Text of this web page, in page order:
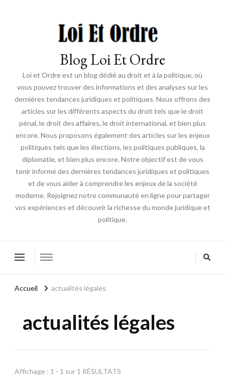
Blog Loi Et Ordre
Loi et Ordre est un blog dédié au droit et à la politique, où
vous pouvez trouver des informations et des analyses sur les
dernières tendances juridiques et politiques. Nous offrons des
articles sur les différents aspects du droit tels que le droit
pénal, le droit des affaires, le droit international, et bien plus
encore. Nous proposons également des articles sur les enjeux
politiques tels que les élections, les politiques publiques, la
diplomatie, et bien plus encore. Notre objectif est de vous
tenir informé des dernières tendances juridiques et politiques
et de vous aider à comprendre les enjeux de la société
moderne. Rejoignez notre communauté en ligne pour partager
vos expériences et découvrir la richesse du monde juridique et
politique.
Accueil actualités légales
actualités légales
Affichage : 1 - 1 sur 1 RÉSULTATS